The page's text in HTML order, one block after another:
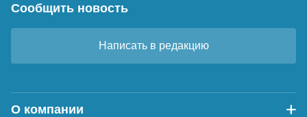
Сообщить новость
Написать в редакцию
О компании